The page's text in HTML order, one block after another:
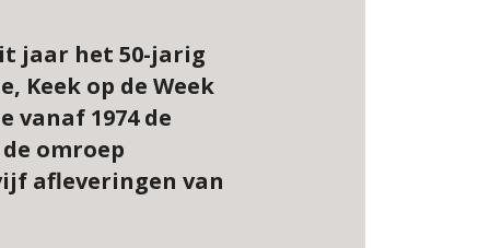
jaar het 50-jarig
Keek op de Week
vanaf 1974 de
omroep
afleveringen van